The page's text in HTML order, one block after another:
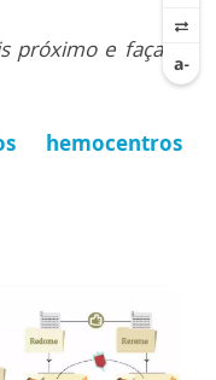
próximo e faça o
hemocentros